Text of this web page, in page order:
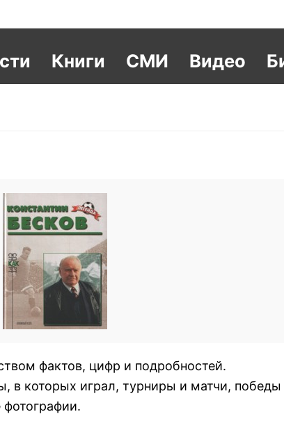
Книги СМИ Видео
фактов, цифр и подробностей.
в которых играл, турниры и матчи, победы